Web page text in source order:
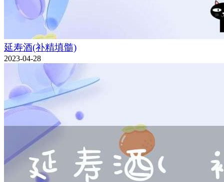
延寿酒(补精填髓)
2023-04-28